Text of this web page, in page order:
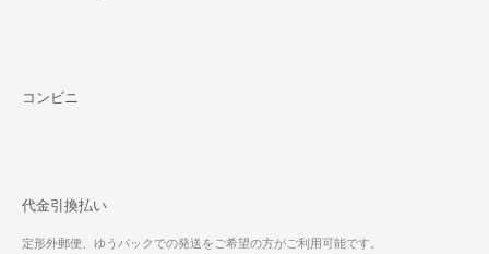
コンビニ
代金引換払い
定形外郵便、ゆうパックでの発送をご希望の方がご利用可能です。